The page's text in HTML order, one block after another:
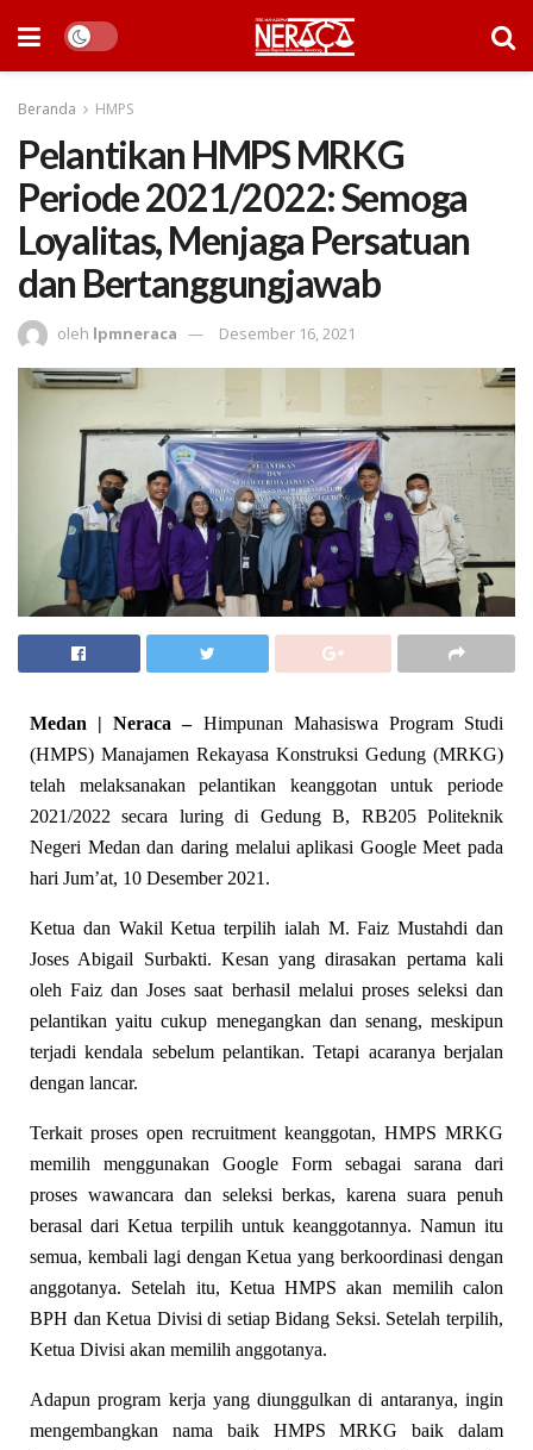
Beranda HMPS
Pelantikan HMPS MRKG
Periode 2021/2022: Semoga
Loyalitas, Menjaga Persatuan
dan Bertanggungjawab
oleh lpmneraca Desember 16, 2021
Medan | Neraca –Himpunan Mahasiswa Program Studi
(HMPS) Manajamen Rekayasa Konstruksi Gedung (MRKG)
telah melaksanakan pelantikan keanggotan untuk periode
2021/2022 secara luring di Gedung B, RB205 Politeknik
Negeri Medan dan daring melalui aplikasi Google Meet pada
hari Jum’at, 10 Desember 2021.
Ketua dan Wakil Ketua terpilih ialah M. Faiz Mustahdi dan
Joses Abigail Surbakti. Kesan yang dirasakan pertama kali
oleh Faiz dan Joses saat berhasil melalui proses seleksi dan
pelantikan yaitu cukup menegangkan dan senang, meskipun
terjadi kendala sebelum pelantikan. Tetapi acaranya berjalan
dengan lancar.
Terkait proses open recruitment keanggotan, HMPS MRKG
memilih menggunakan Google Form sebagai sarana dari
proses wawancara dan seleksi berkas, karena suara penuh
berasal dari Ketua terpilih untuk keanggotannya. Namun itu
semua, kembali lagi dengan Ketua yang berkoordinasi dengan
anggotanya. Setelah itu, Ketua HMPS akan memilih calon
BPH dan Ketua Divisi di setiap Bidang Seksi. Setelah terpilih,
Ketua Divisi akan memilih anggotanya.
Adapun program kerja yang diunggulkan di antaranya, ingin
mengembangkan nama baik HMPS MRKG baik dalam